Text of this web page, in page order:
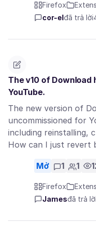
Firefox
cor-el đã trả lời
The v10 of
YouTube.
The new version of
uncommissioned for
including reinstalling,
How can I just revert
Mở 1 1
Firefox
Jamesđã trả lời